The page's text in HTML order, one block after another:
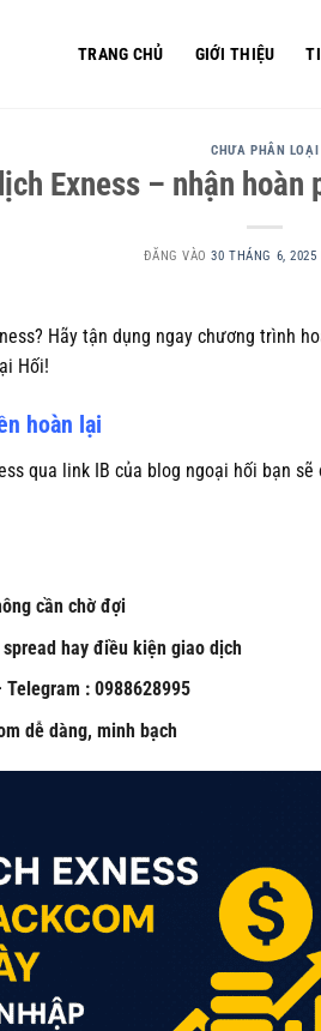
TRANG CHỦ GIỚI THIỆU
CHƯA PHÂN LOẠI
Exness – nhận
ĐĂNG VÀO30 THÁNG 6, 2025
Hãy tận dụng ngay chương trình
Hối!
hoàn lại
qua link IB của blog ngoại hối bạn
cần chờ đợi
hay điều kiện giao dịch
: 0988628995
dễ dàng, minh bạch